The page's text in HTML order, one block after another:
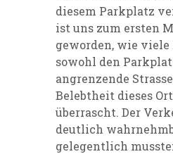
diesem Parkplatz
ist uns zum ersten
geworden, wie viele
sowohl den
angrenzende
Belebtheit dieses
überrascht. Der
deutlich
gelegentlich